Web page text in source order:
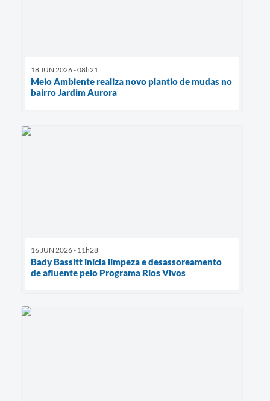
18 JUN 2026 - 08h21
Meio Ambiente realiza novo plantio de mudas no
bairro Jardim Aurora
16 JUN 2026 - 11h28
Bady Bassitt inicia limpeza e desassoreamento
de afluente pelo Programa Rios Vivos